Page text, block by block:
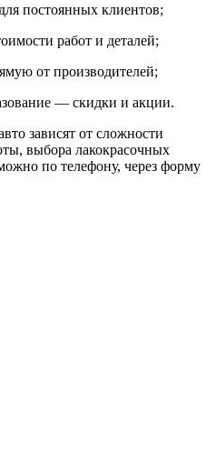
постоянных клиентов;
работ и деталей;
от производителей;
— скидки и акции.
зависят от сложности
выбора лакокрасочных
по телефону, через форму